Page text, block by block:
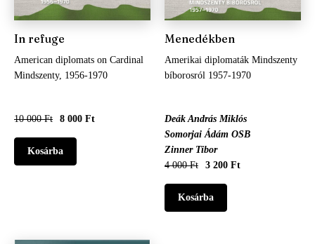
In refuge
American diplomats on Cardinal
Mindszenty, 1956-1970
10 000 Ft 8 000 Ft
Menedékben
Amerikai diplomaták Mindszenty
bíborosról 1957-1970
Deák András Miklós
Somorjai Ádám OSB
Zinner Tibor
4 000 Ft
3 200 Ft